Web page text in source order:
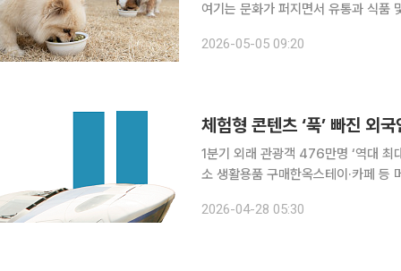
여기는 문화가 퍼지면서 유통과 식품
2026-05-05 09:20
1분기 외래 관광객 476만명 ‘역대 최
소 생활용품 구매한옥스테이·카페 등
중심이 ‘방문 규모’에서 ‘체류 방식과
2026-04-28 05:30